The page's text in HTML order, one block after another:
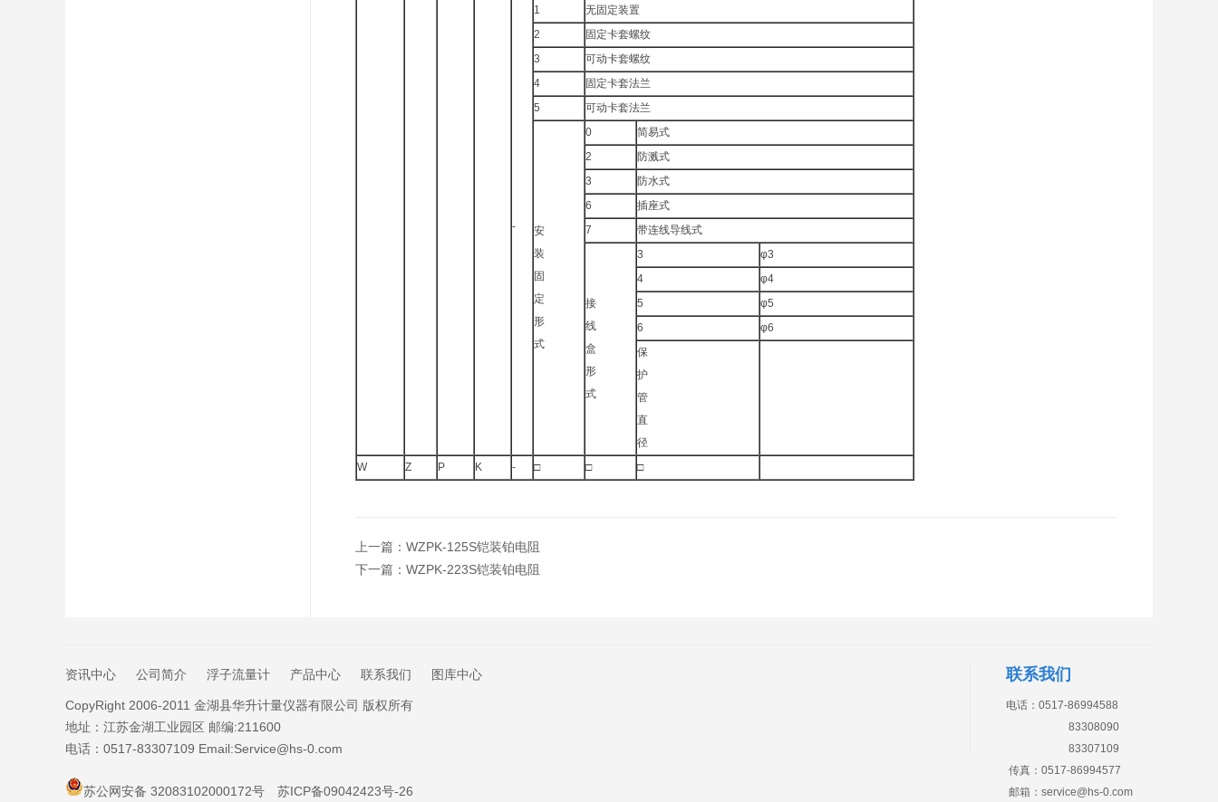
-
1
无固定装置
2
固定卡套螺纹
3
可动卡套螺纹
4
固定卡套法兰
5
可动卡套法兰
安
装
固
定
形
式
0
简易式
2
防溅式
3
防水式
6
插座式
7
带连线导线式
接
线
盒
形
式
3
φ3
4
φ4
5
φ5
6
φ6
保
护
管
直
径
W
Z P K - □ □ □
上一篇： WZPK-125S铠装铂电阻
下一篇： WZPK-223S铠装铂电阻
资讯中心 公司简介 浮子流量计 产品中心 联系我们 图库中心
CopyRight 2006-2011 金湖县华升计量仪器有限公司 版权所有
地址：江苏金湖工业园区 邮编:211600
电话：0517-83307109 Email:Service@hs-0.com
苏公网安备 32083102000172号 苏ICP备09042423号-26
联系我们
电话：0517-86994588
83308090
83307109
传真：0517-86994577
邮箱： service@hs-0.com